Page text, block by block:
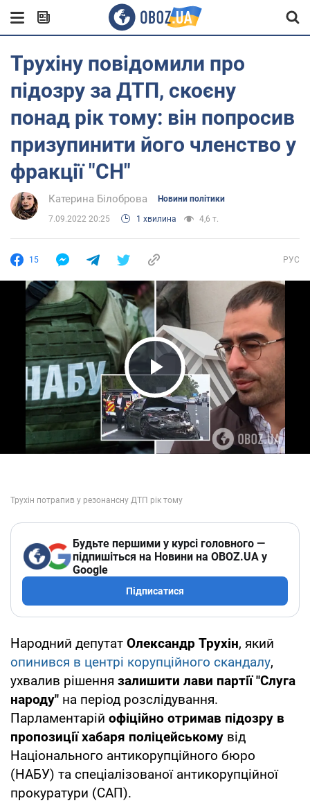
Трухіну повідомили про
підозру за ДТП, скоєну
понад рік тому: він попросив
призупинити його членство у
фракції "СН"
Катерина Білоброва Новини політики
7.09.2022 20:25 1 хвилина 4,6 т.
15 РУС
Play Video
Будьте першими у курсі головного —
підпишіться на Новини на OBOZ.UA у
Google
Підписатися
Народний депутат Олександр Трухін, який
опинився в центрі корупційного скандалу,
ухвалив рішення залишити лави партії "Слуга
народу" на період розслідування.
Парламентарій офіційно отримав підозру в
пропозиції хабаря поліцейському від
Національного антикорупційного бюро
(НАБУ) та спеціалізованої антикорупційної
прокуратури (САП).